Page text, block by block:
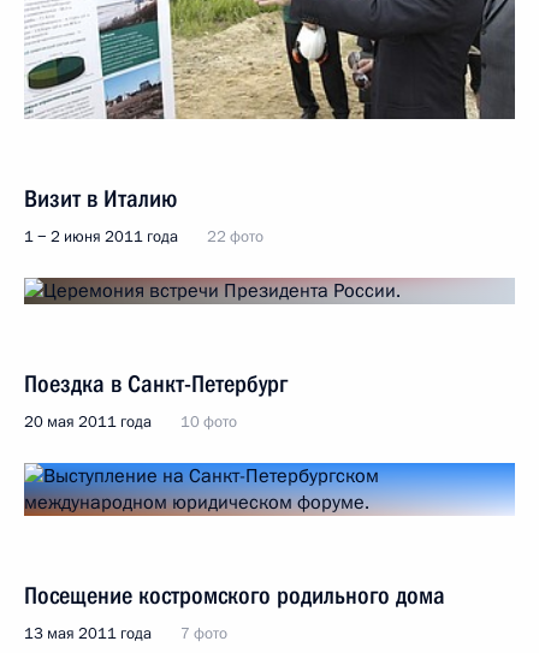
Визит в Италию
1 − 2 июня 2011 года 22 фото
Поездка в Санкт-Петербург
20 мая 2011 года 10 фото
Посещение костромского родильного дома
13 мая 2011 года 7 фото